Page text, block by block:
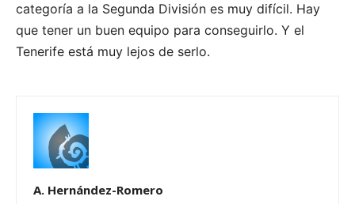
categoría a la Segunda División es muy difícil. Hay
que tener un buen equipo para conseguirlo. Y el
Tenerife está muy lejos de serlo.
A. Hernández-Romero